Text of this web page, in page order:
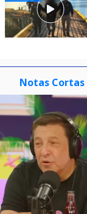
Notas Cortas